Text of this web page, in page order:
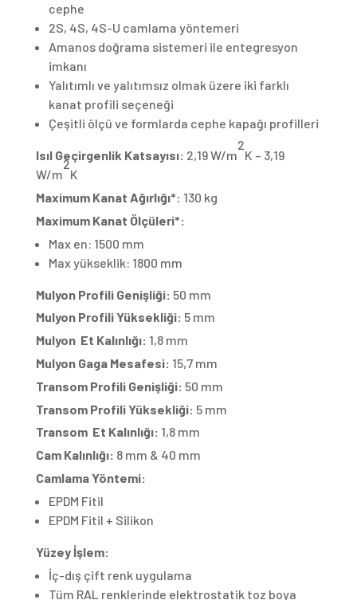
cephe
2S, 4S, 4S-U camlama yöntemeri
Amanos doğrama sistemeri ile entegresyon
imkanı
Yalıtımlı ve yalıtımsız olmak üzere iki farklı
kanat profili seçeneği
Çeşitli ölçü ve formlarda cephe kapağı profilleri
Isıl Geçirgenlik Katsayısı: 2,19 W/m
2
K – 3,19
W/m
2
K
Maximum Kanat Ağırlığı*: 130 kg
Maximum Kanat Ölçüleri*:
Max en: 1500 mm
Max yükseklik: 1800 mm
Mulyon Profili Genişliği: 50 mm
Mulyon Profili Yüksekliği: 5 mm
Mulyon Et Kalınlığı: 1,8 mm
Mulyon Gaga Mesafesi: 15,7 mm
Transom Profili Genişliği: 50 mm
Transom Profili Yüksekliği: 5 mm
Transom Et Kalınlığı: 1,8 mm
Cam Kalınlığı: 8 mm & 40 mm
Camlama Yöntemi:
EPDM Fitil
EPDM Fitil + Silikon
Yüzey İşlem:
İç-dış çift renk uygulama
Tüm RAL renklerinde elektrostatik toz boya